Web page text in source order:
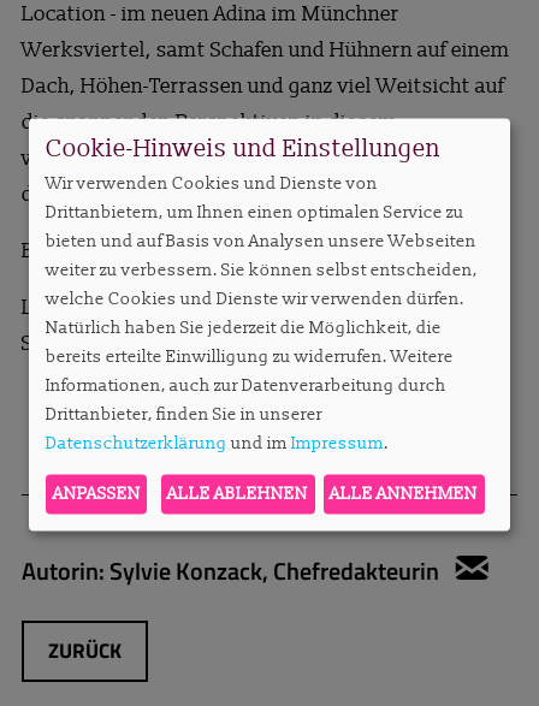
Location - im neuen Adina im Münchner
Werksviertel, samt Schafen und Hühnern auf einem
Dach, Höhen-Terrassen und ganz viel Weitsicht auf
die spannenden Perspektiven in diesem
wunderbaren Segment. Ich hoffe, wir können bald
dort zusammen in die Weite blicken.
Bleiben Sie leidenschaftlich!
Liebe Grüße,
Sylvie Konzack
Autorin:Sylvie Konzack, Chefredakteurin
ZURÜCK
Cookie-Hinweis und Einstellungen
Wir verwenden Cookies und Dienste von
Drittanbietern, um Ihnen einen optimalen Service zu
bieten und auf Basis von Analysen unsere Webseiten
weiter zu verbessern. Sie können selbst entscheiden,
welche Cookies und Dienste wir verwenden dürfen.
Natürlich haben Sie jederzeit die Möglichkeit, die
bereits erteilte Einwilligung zu widerrufen. Weitere
Informationen, auch zur Datenverarbeitung durch
Drittanbieter, finden Sie in unserer
Datenschutzerklärung und im Impressum.
ANPASSEN ALLE ABLEHNEN ALLE ANNEHMEN